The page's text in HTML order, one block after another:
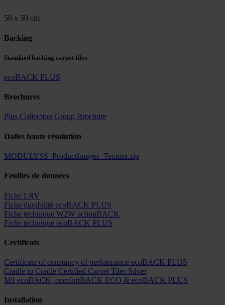
50 x 50 cm
Backing
Standard backing carpet tiles:
ecoBACK PLUS
Brochures
Plus Collection Group Brochure
Dalles haute résolution
MODULYSS_ProductImages_Textura.zip
Feuilles de données
Fiche LRV
Fiche durabilité ecoBACK PLUS
Fiche technique W2W actionBACK
Fiche technique ecoBACK PLUS
Certificats
Certificate of constancy of performance ecoBACK PLUS
Cradle to Cradle Certified Carpet Tiles Silver
M1 ecoBACK, comfortBACK ECO & ecoBACK PLUS
Installation